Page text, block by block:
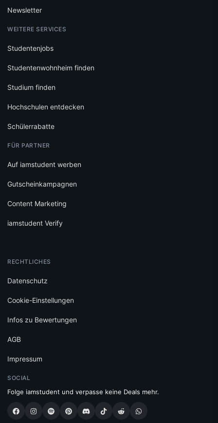
Newsletter
WEITERE SERVICES
Studentenjobs
Studentenwohnheim finden
Studium finden
Hochschulen entdecken
Schülerrabatte
FÜR PARTNER
Auf iamstudent werben
Gutscheinkampagnen
Content Marketing
iamstudent Verify
RECHTLICHES
Datenschutz
Cookie-Einstellungen
Infos zu Bewertungen
AGB
Impressum
SOCIAL
Folge iamstudent und verpasse keine Deals mehr.